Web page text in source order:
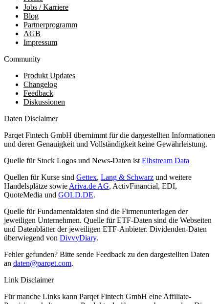
Jobs / Karriere
Blog
Partnerprogramm
AGB
Impressum
Community
Produkt Updates
Changelog
Feedback
Diskussionen
Daten Disclaimer
Parqet Fintech GmbH übernimmt für die dargestellten Informationen
und deren Genauigkeit und Vollständigkeit keine Gewährleistung.
Quelle für Stock Logos und News-Daten ist Elbstream Data
Quellen für Kurse sind Gettex, Lang & Schwarz und weitere
Handelsplätze sowie Ariva.de AG, ActivFinancial, EDI,
QuoteMedia und GOLD.DE.
Quelle für Fundamentaldaten sind die Firmenunterlagen der
jeweiligen Unternehmen. Quelle für ETF-Daten sind die Webseiten
und Datenblätter der jeweiligen ETF-Anbieter. Dividenden-Daten
überwiegend von DivvyDiary.
Fehler gefunden? Bitte sende Feedback zu den dargestellten Daten
an daten@parqet.com.
Link Disclaimer
Für manche Links kann Parqet Fintech GmbH eine Affiliate-